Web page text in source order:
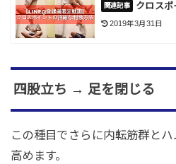
クロス
2019年3月31日
四股立ち → 足を閉じる
この種目でさらに内転筋群と
高めます。